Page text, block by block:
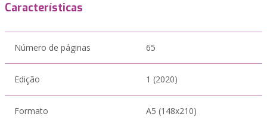
Características
Número de páginas 65
Edição 1 (2020)
Formato A5 (148x210)